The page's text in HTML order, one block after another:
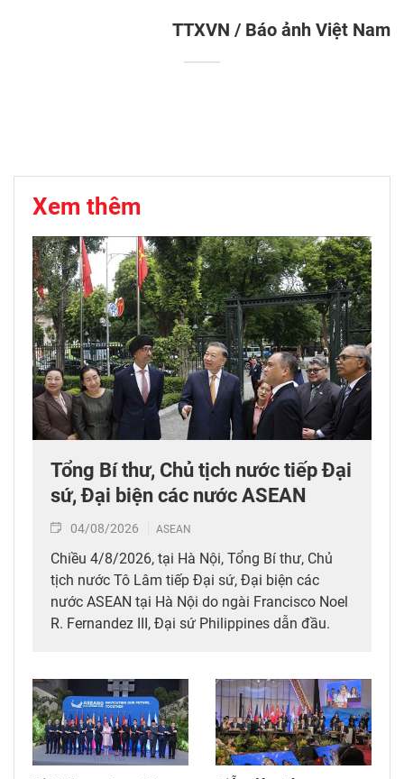
TTXVN / Báo ảnh Việt Nam
Xem thêm
Tổng Bí thư, Chủ tịch nước tiếp Đại
sứ, Đại biện các nước ASEAN
04/08/2026 ASEAN
Chiều 4/8/2026, tại Hà Nội, Tổng Bí thư, Chủ
tịch nước Tô Lâm tiếp Đại sứ, Đại biện các
nước ASEAN tại Hà Nội do ngài Francisco Noel
R. Fernandez III, Đại sứ Philippines dẫn đầu.